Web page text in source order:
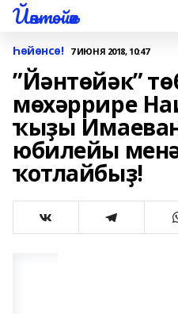
Йәнтөйәк
Һөйөнсө! 7 ИЮНЯ 2018, 10:47
”Йәнтөйәк”
мөхәррире
ҡыҙы
юбилейы
ҡотлайбыҙ!